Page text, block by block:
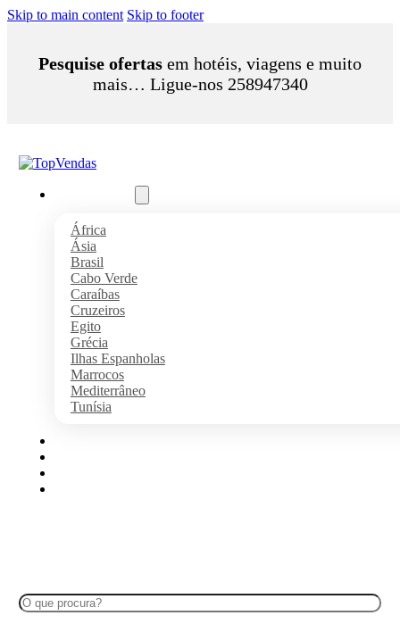
Skip to main content Skip to footer
Pesquise ofertas em hotéis, viagens e muito
mais… Ligue-nos 258947340
África
Ásia
Brasil
Cabo Verde
Caraíbas
Cruzeiros
Egito
Grécia
Ilhas Espanholas
Marrocos
Mediterrâneo
Tunísia
Search